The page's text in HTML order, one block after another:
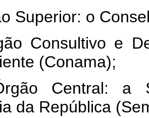
Superior: o
Consultivo e
(Conama);
Central: a
da República